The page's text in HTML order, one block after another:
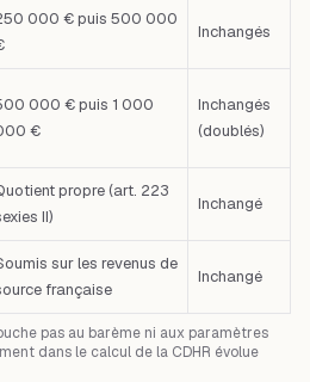
pas au barème ni aux paramètres
dans le calcul de la CDHR évolue
000 € puis 500 000
Inchangés
000 € puis 1 000
€
Inchangés
(doublés)
propre (art. 223
II)
Inchangé
sur les revenus de
française
Inchangé